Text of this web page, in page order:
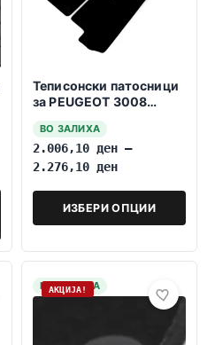
Теписонски патосници
за PEUGEOT 3008
ВО ЗАЛИХА
2.006,10 ден –
2.276,10 ден
ИЗБЕРИ ОПЦИИ
НА ЗАЛИХА
АКЦИЈА!